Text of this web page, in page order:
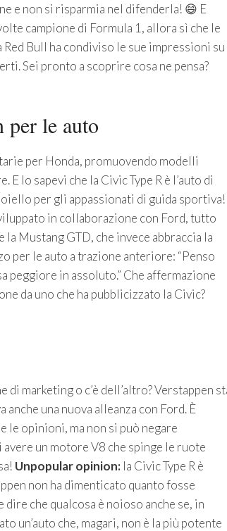
e non si risparmia nel difenderla! 😄 E
campione di Formula 1, allora sì che le
Bull ha condiviso le sue impressioni su
Sei pronto a scoprire cosa ne pensa?
per le auto
per Honda, promuovendo modelli
lo sapevi che la Civic Type R è l’auto di
per gli appassionati di guida sportiva!
in collaborazione con Ford, tutto
Mustang GTD, che invece abbraccia la
per le auto a trazione anteriore: “Penso
peggiore in assoluto.” Che affermazione
da uno che ha pubblicizzato la Civic?
marketing o c’è dell’altro? Verstappen
una nuova alleanza con Ford. È
opinioni, ma non si può negare
un motore V8 che spinge le ruote
Unpopular opinion:la Civic Type R è
non ha dimenticato quanto fosse
che qualcosa è noioso anche se, in
un’auto che, magari, non è la più potente